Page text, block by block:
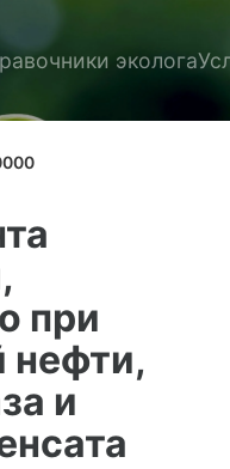
эколога
при
нефти,
и